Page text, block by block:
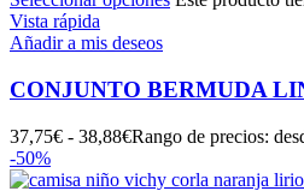
Vista rápida
Añadir a mis deseos
CONJUNTO BERMUDA
37,75€ - 38,88€Rango de precios:
-50%